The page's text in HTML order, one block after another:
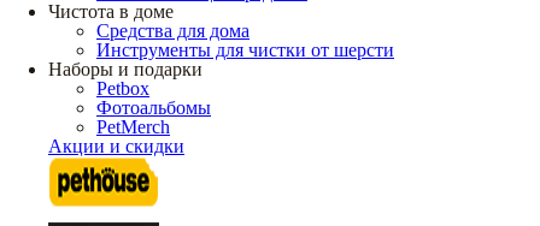
Чистота в доме
Средства для дома
Инструменты для чистки от шерсти
Наборы и подарки
Petbox
Фотоальбомы
PetMerch
Акции и скидки